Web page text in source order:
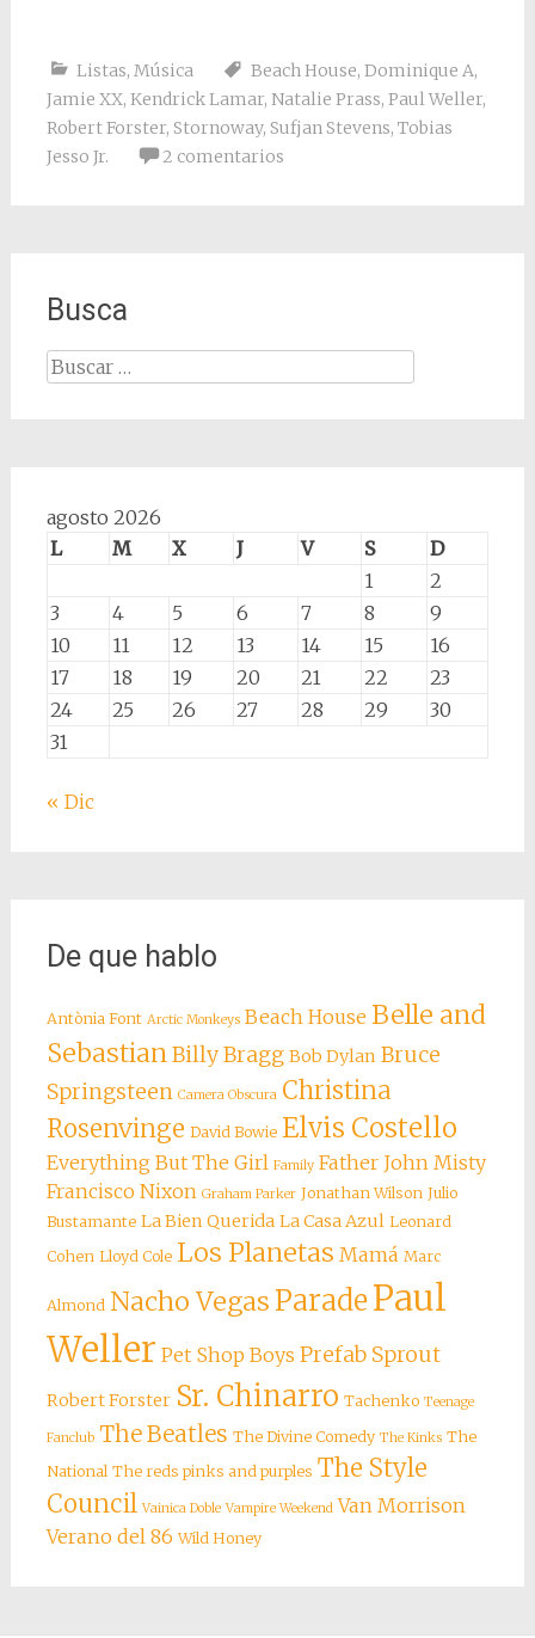
Listas, Música Beach House, Dominique A,
Jamie XX, Kendrick Lamar, Natalie Prass, Paul Weller,
Robert Forster, Stornoway, Sufjan Stevens, Tobias
Jesso Jr.
2 comentarios
Busca
Buscar:
agosto 2026
L
M X J V S
D
1
2
3
4 5 6 7 8
9
10
11 12 13 14 15
16
17
18 19 20 21 22
23
24
25 26 27 28 29
30
31
« Dic
De que hablo
Antònia Font Arctic Monkeys Beach House Belle and
SebastianBilly Bragg Bob Dylan Bruce
Springsteen Camera Obscura Christina
Rosenvinge David Bowie Elvis Costello
Everything But The Girl Family Father John Misty
Francisco Nixon Graham Parker Jonathan Wilson Julio
Bustamante La Bien Querida La Casa Azul Leonard
Cohen Lloyd Cole Los Planetas Mamá Marc
Almond Nacho Vegas ParadePaul
Weller Pet Shop Boys Prefab Sprout
Robert Forster Sr. Chinarro Tachenko Teenage
Fanclub The Beatles The Divine Comedy The Kinks The
National The reds pinks and purples The Style
Council Vainica Doble Vampire Weekend Van Morrison
Verano del 86 Wild Honey